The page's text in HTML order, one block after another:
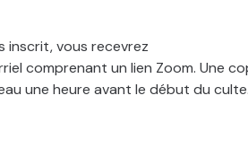
inscrit, vous recevrez
comprenant un lien Zoom. Une
une heure avant le début du culte.